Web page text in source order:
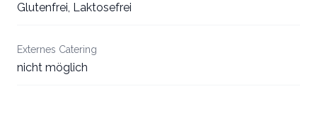
Glutenfrei, Laktosefrei
Externes Catering
nicht möglich